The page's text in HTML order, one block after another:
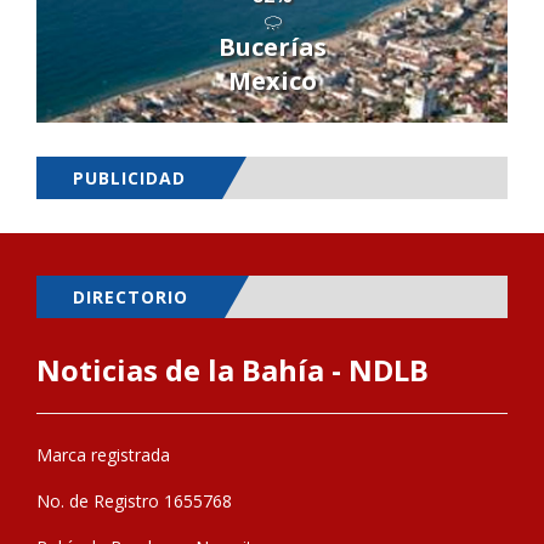
Bucerías
Mexico
PUBLICIDAD
DIRECTORIO
Noticias de la Bahía - NDLB
Marca registrada
No. de Registro 1655768